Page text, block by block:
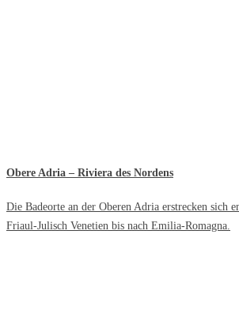
Obere Adria – Riviera des Nordens
Die Badeorte an der Oberen Adria erstrecken sich
Friaul-Julisch Venetien bis nach Emilia-Romagna.